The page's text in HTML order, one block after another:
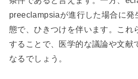
preeclampsiaが進行した場合に発
態で、ひきつけを伴います。これ
することで、医学的な議論や文献
なるでしょう。